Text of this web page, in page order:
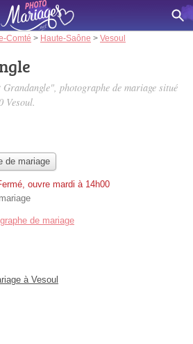
Comté > Haute-Saône > Vesoul
photographe de mariage situé
Vesoul.
de mariage
ouvre mardi à 14h00
de mariage
à Vesoul